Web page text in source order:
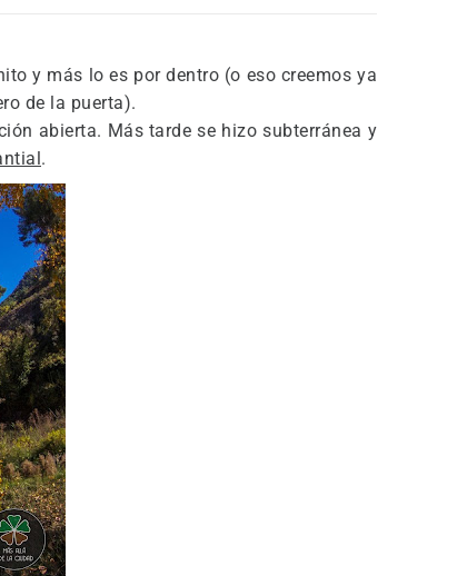
y más lo es por dentro (o eso creemos ya
de la puerta).
abierta. Más tarde se hizo subterránea y
.